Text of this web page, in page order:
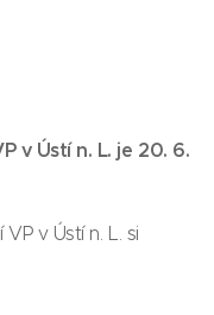
v Ústí n. L. je 20. 6.
v Ústí n. L. si